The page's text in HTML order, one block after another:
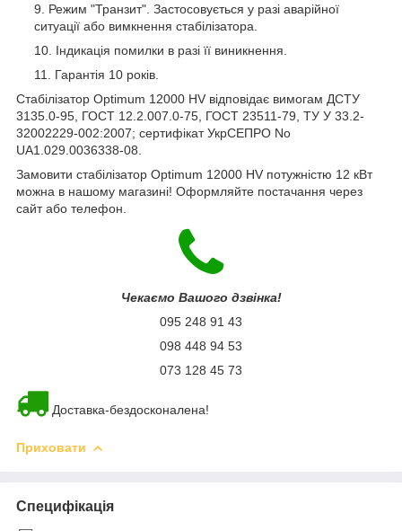
Режим "Транзит". Застосовується у разі аварійної
ситуації або вимкнення стабілізатора.
Індикація помилки в разі її виникнення.
Гарантія 10 років.
Стабілізатор Optimum 12000 HV відповідає вимогам ДСТУ
3135.0-95, ГОСТ 12.2.007.0-75, ГОСТ 23511-79, ТУ У 33.2-
32002229-002:2007; сертифікат УкрСЕПРО No
UA1.029.0036338-08.
Замовити стабілізатор Optimum 12000 HV потужністю 12 кВт
можна в нашому магазині! Оформляйте постачання через
сайт або телефон.
Чекаємо Вашого дзвінка!
095 248 91 43
098 448 94 53
073 128 45 73
Доставка-бездосконалена!
Приховати
Специфікація